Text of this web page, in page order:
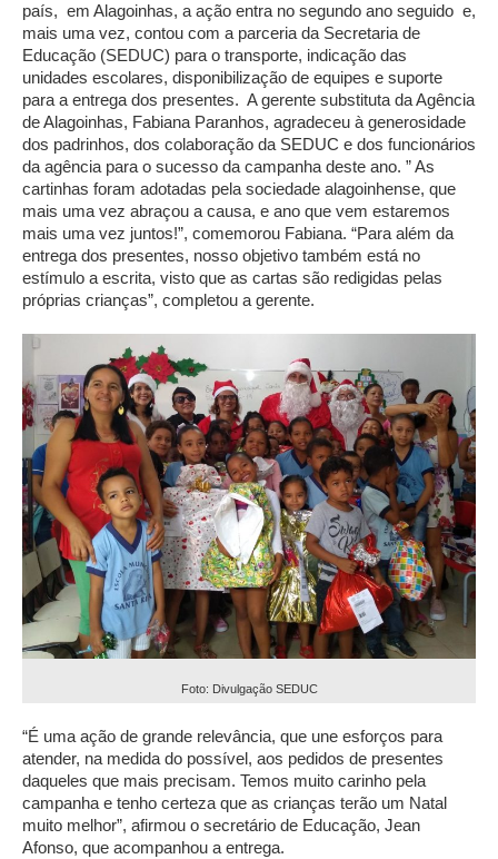
país, em Alagoinhas, a ação entra no segundo ano seguido e,
mais uma vez, contou com a parceria da Secretaria de
Educação (SEDUC) para o transporte, indicação das
unidades escolares, disponibilização de equipes e suporte
para a entrega dos presentes. A gerente substituta da Agência
de Alagoinhas, Fabiana Paranhos, agradeceu à generosidade
dos padrinhos, dos colaboração da SEDUC e dos funcionários
da agência para o sucesso da campanha deste ano. ” As
cartinhas foram adotadas pela sociedade alagoinhense, que
mais uma vez abraçou a causa, e ano que vem estaremos
mais uma vez juntos!”, comemorou Fabiana. “Para além da
entrega dos presentes, nosso objetivo também está no
estímulo a escrita, visto que as cartas são redigidas pelas
próprias crianças”, completou a gerente.
Foto: Divulgação SEDUC
“É uma ação de grande relevância, que une esforços para
atender, na medida do possível, aos pedidos de presentes
daqueles que mais precisam. Temos muito carinho pela
campanha e tenho certeza que as crianças terão um Natal
muito melhor”, afirmou o secretário de Educação, Jean
Afonso, que acompanhou a entrega.